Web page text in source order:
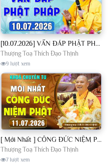
[10.07.2026] VẤN ĐÁP PHẬT PHÁP - Nghe Thầy giảng Pháp mỗi ngày CÔNG ĐỨC VÔ LƯỢNG│TT. Thích Đạo Thịnh
Thượng Toạ Thích Đạo Thịnh
9 lượt xem
[ Mới Nhất ] CÔNG ĐỨC NIỆM PHẬT - Khoá Chuyên Tu Chùa Khai Nguyên 11/07/2026 | TT. Thích Đạo Thịnh
Thượng Toạ Thích Đạo Thịnh
7 lượt xem